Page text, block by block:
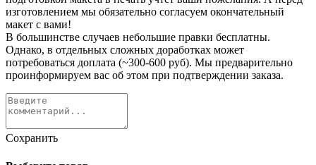
изготовлением мы обязательно согласуем окончательный
макет с вами!
В большинстве случаев небольшие правки бесплатны.
Однако, в отдельных сложных доработках может
потребоваться доплата (~300-600 руб). Мы предварительно
проинформируем вас об этом при подтверждении заказа.
Сохранить